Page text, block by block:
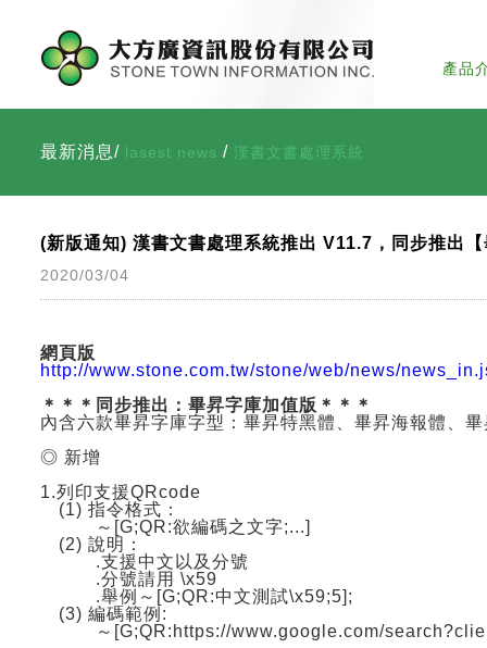
產品
最新消息/ lasest news / 漢書文書處理系統
(新版通知) 漢書文書處理系統推出 V11.7，同步推出
2020/03/04
網頁版
http://www.stone.com.tw/stone/web/news/
＊＊＊同步推出：畢昇字庫加值版＊＊＊
內含六款畢昇字庫字型： 畢昇特黑體、畢昇海報體、
◎ 新增
1.列印支援QRcode
(1) 指令格式：
～[G;QR:欲編碼之文字;...]
(2) 說明：
.支援中文以及分號
.分號請用 \x59
.舉例～[G;QR:中文測試\x59;5];
(3) 編碼範例:
～[G;QR:https://www.google.com/